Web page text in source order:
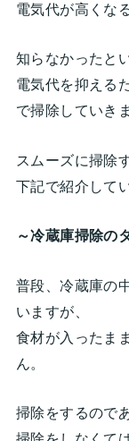
電気代が高くな
知らなかったと
電気代を抑える
で掃除していき
スムーズに掃除
下記で紹介して
～冷蔵庫掃除の
普段、冷蔵庫の
いますが、
食材が入ったま
ん。
掃除をするので